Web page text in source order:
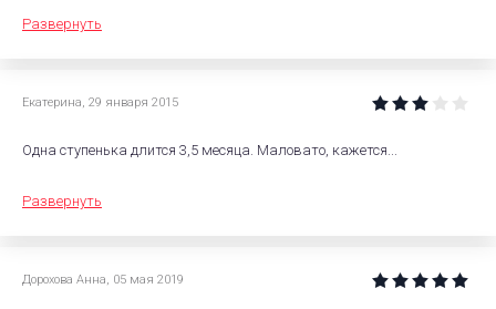
Развернуть
Екатерина, 29 января 2015
Одна ступенька длится 3,5 месяца. Маловато, кажется...
Развернуть
Дорохова Анна, 05 мая 2019